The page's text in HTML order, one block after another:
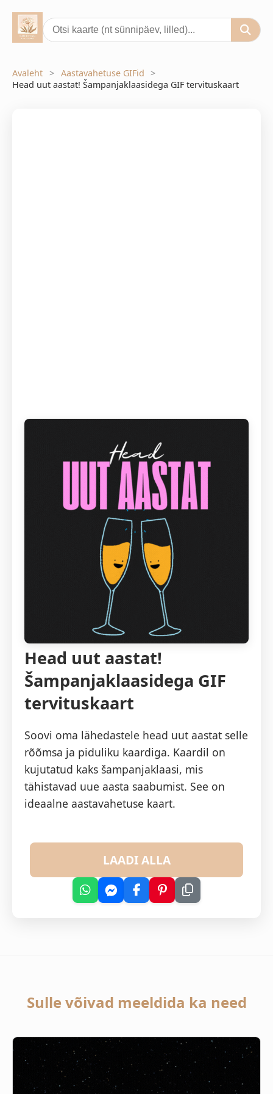
Avaleht
Aastavahetuse GIFid
Head uut aastat! Šampanjaklaasidega GIF tervituskaart
Head uut aastat!
Šampanjaklaasidega GIF
tervituskaart
Soovi oma lähedastele head uut aastat selle
rõõmsa ja piduliku kaardiga. Kaardil on
kujutatud kaks šampanjaklaasi, mis
tähistavad uue aasta saabumist. See on
ideaalne aastavahetuse kaart.
LAADI ALLA
Sulle võivad meeldida ka need